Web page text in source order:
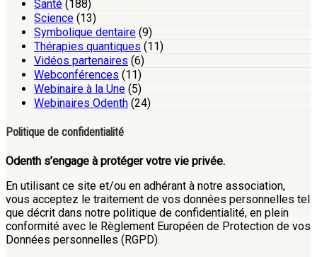
Santé (188)
Science (13)
Symbolique dentaire (9)
Thérapies quantiques (11)
Vidéos partenaires (6)
Webconférences (11)
Webinaire à la Une (5)
Webinaires Odenth (24)
Politique de confidentialité
Odenth s’engage à protéger votre vie privée.
En utilisant ce site et/ou en adhérant à notre association,
vous acceptez le traitement de vos données personnelles tel
que décrit dans notre politique de confidentialité, en plein
conformité avec le Règlement Européen de Protection de vos
Données personnelles (RGPD).